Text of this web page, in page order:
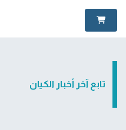
تابع آخر أخبار الكيان